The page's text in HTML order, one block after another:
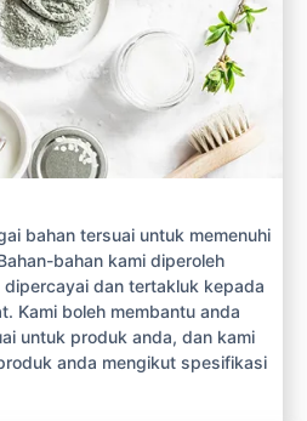
bahan tersuai untuk memenuhi
bahan kami diperoleh
dan tertakluk kepada
Kami boleh membantu anda
untuk produk anda, dan kami
anda mengikut spesifikasi